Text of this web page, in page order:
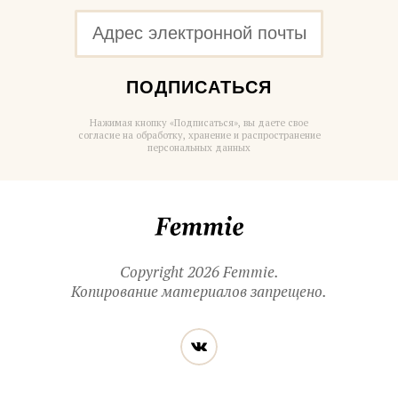
ПОДПИСАТЬСЯ
Нажимая кнопку «Подписаться», вы даете свое
согласие на обработку, хранение и распространение
персональных данных
Copyright 2026 Femmie.
Копирование материалов запрещено.
Читайте
нас
в социальных